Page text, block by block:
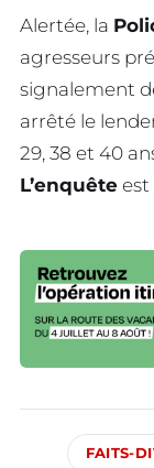
Alertée, la
agresseurs
signalement
arrêté le
29, 38 et 40
L’enquête est
FAITS-